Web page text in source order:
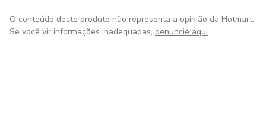
do modelo, o que facilita o processo de produção e garante
O conteúdo deste produto não representa a opinião da Hotmart.
Se você vir informações inadequadas, denuncie aqui